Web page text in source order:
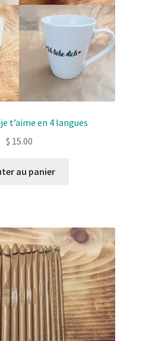
t’aime en 4 langues
$ 15.00
au panier